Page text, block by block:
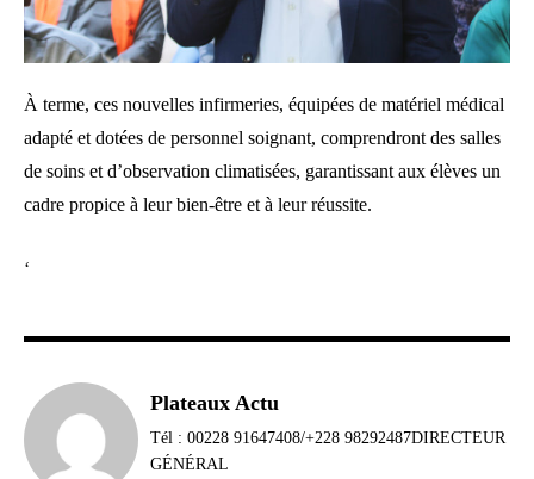
À terme, ces nouvelles infirmeries, équipées de matériel médical
adapté et dotées de personnel soignant, comprendront des salles
de soins et d’observation climatisées, garantissant aux élèves un
cadre propice à leur bien-être et à leur réussite.
‘
Plateaux Actu
Tél : 00228 91647408/+228 98292487DIRECTEUR
GÉNÉRAL